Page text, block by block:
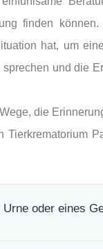
finden
hat, um
und die
die
Urne oder eines